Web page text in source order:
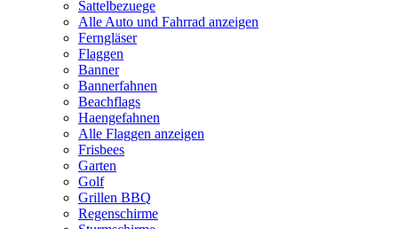
Sattelbezuege
Alle Auto und Fahrrad anzeigen
Ferngläser
Flaggen
Banner
Bannerfahnen
Beachflags
Haengefahnen
Alle Flaggen anzeigen
Frisbees
Garten
Golf
Grillen BBQ
Regenschirme